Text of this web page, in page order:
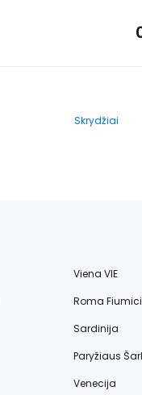
Skrydžiai
Viena VIE
Roma
Sardinija
Paryžiaus
Venecija